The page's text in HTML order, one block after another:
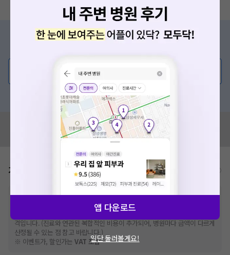
증상/치료, 궁금한 점이 있나요?
💬 무엇이든 물어보세요
혹은, 의료상담 서비스에 다양한 게시글 보러가기
혹시 잘못된 병원정보가 있나요?
모두닥 팀에 알려주세요!
가격표 비급여/급여 진료란?
※비급여 항목의 경우,추가비용 등으로 실제 가격과 상이할 수 있으니, 정확
한 가격은 해당 의료기관에 직접 문의해주세요.
건강보험심사평가원에 고지되어 있는 급여 진료 기준 가
격입니다. (진료와 연관된 복합적인 비용이 추가되어, 병원마다 금액이 다르게
산정될 수 있는 점 참고 바랍니다.)
※ 이벤트가, 할인가는VAT 포함
앱 다운로드
일단 둘러볼게요!